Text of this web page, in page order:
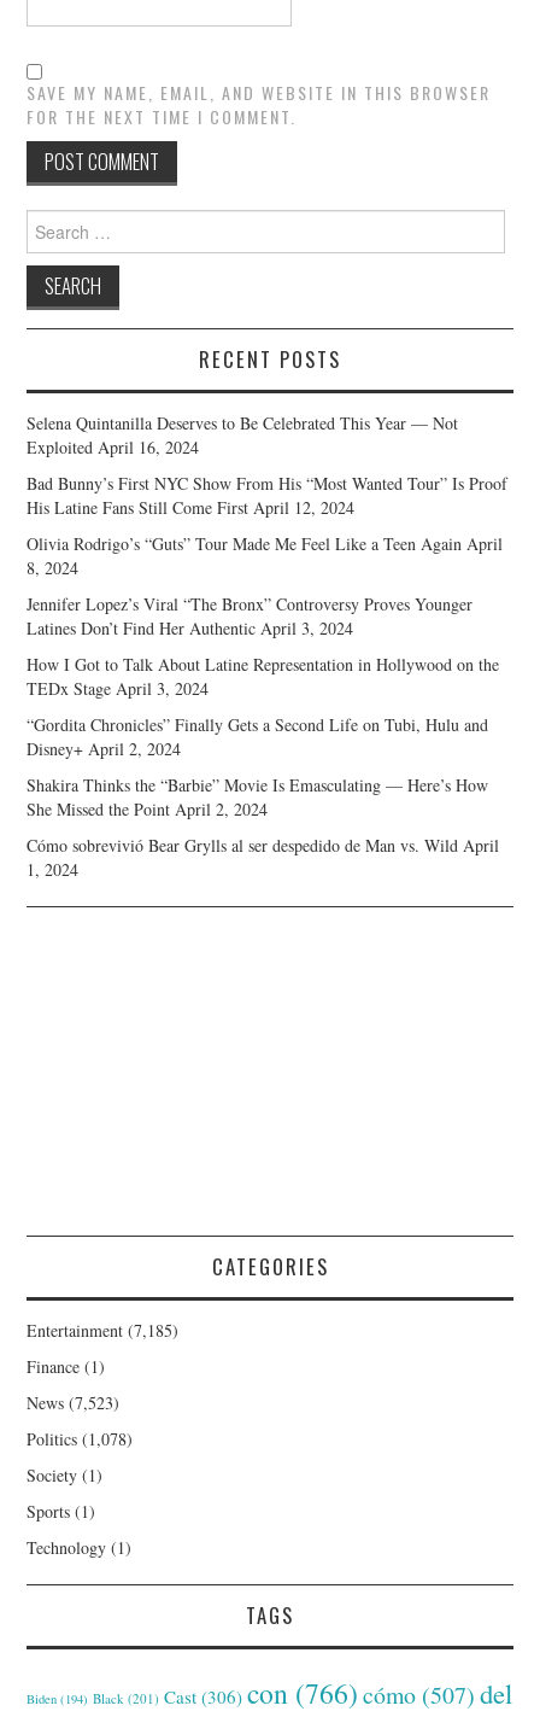
SAVE MY NAME, EMAIL, AND WEBSITE IN THIS BROWSER
FOR THE NEXT TIME I COMMENT.
Search
for:
RECENT POSTS
Selena Quintanilla Deserves to Be Celebrated This Year — Not
Exploited April 16, 2024
Bad Bunny’s First NYC Show From His “Most Wanted Tour” Is Proof
His Latine Fans Still Come First April 12, 2024
Olivia Rodrigo’s “Guts” Tour Made Me Feel Like a Teen Again April
8, 2024
Jennifer Lopez’s Viral “The Bronx” Controversy Proves Younger
Latines Don’t Find Her Authentic April 3, 2024
How I Got to Talk About Latine Representation in Hollywood on the
TEDx Stage April 3, 2024
“Gordita Chronicles” Finally Gets a Second Life on Tubi, Hulu and
Disney+ April 2, 2024
Shakira Thinks the “Barbie” Movie Is Emasculating — Here’s How
She Missed the Point April 2, 2024
Cómo sobrevivió Bear Grylls al ser despedido de Man vs. Wild April
1, 2024
CATEGORIES
Entertainment (7,185)
Finance (1)
News (7,523)
Politics (1,078)
Society (1)
Sports (1)
Technology (1)
TAGS
Biden (194) Black (201) Cast (306) con (766) cómo (507) del